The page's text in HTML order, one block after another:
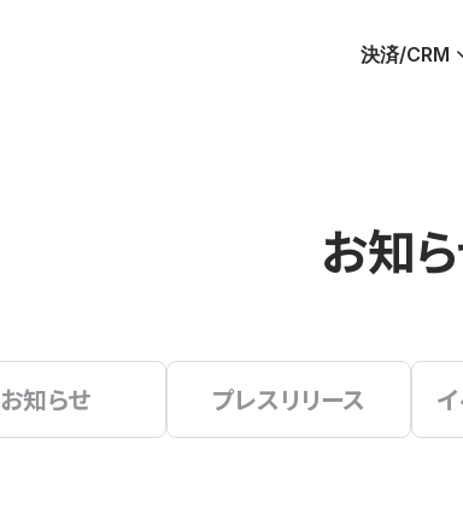
決済/CRM
お知
お知らせ プレスリリース